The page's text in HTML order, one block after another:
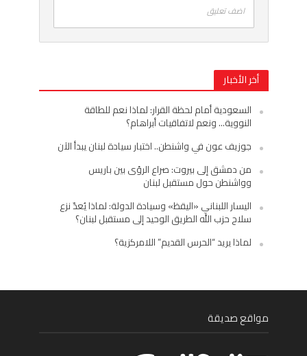
اضف تعليق
أخر الأخبار
السعودية أمام لحظة القرار: لماذا نعم للطاقة
النووية… ونعم لاتفاقيات أبراهام؟
جوزيف عون في واشنطن.. اختبار سيادة لبنان يبدأ الآن
من دمشق إلى بيروت: صراع الرؤى بين باريس
وواشنطن حول مستقبل لبنان
اليسار اللبناني «اليقظ» وسيادة الدولة: لماذا يُعدّ نزع
سلاح حزب الله الطريق الوحيد إلى مستقبل لبنان؟
لماذا يريد “الحرس القديم” اللامركزية؟
مواقع صديقة